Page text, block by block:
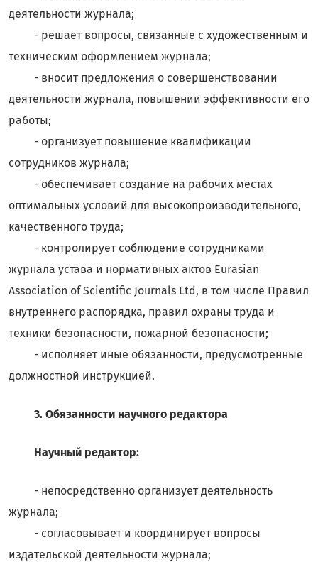
деятельности журнала;
- решает вопросы, связанные с художественным и
техническим оформлением журнала;
- вносит предложения о совершенствовании
деятельности журнала, повышении эффективности его
работы;
- организует повышение квалификации
сотрудников журнала;
- обеспечивает создание на рабочих местах
оптимальных условий для высокопроизводительного,
качественного труда;
- контролирует соблюдение сотрудниками
журнала устава и нормативных актов Eurаsian
Association of Scientific Journals Ltd, в том числе Правил
внутреннего распорядка, правил охраны труда и
техники безопасности, пожарной безопасности;
- исполняет иные обязанности, предусмотренные
должностной инструкцией.
3. Обязанности научного редактора
Научный редактор:
- непосредственно организует деятельность
журнала;
- согласовывает и координирует вопросы
издательской деятельности журнала;